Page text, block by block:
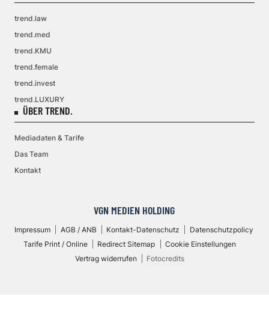
trend.law
trend.med
trend.KMU
trend.female
trend.invest
trend.LUXURY
ÜBER TREND.
Mediadaten & Tarife
Das Team
Kontakt
VGN MEDIEN HOLDING
Impressum AGB / ANB Kontakt-Datenschutz
Datenschutzpolicy
Tarife Print / Online
Redirect Sitemap
Cookie Einstellungen
Vertrag widerrufen
Fotocredits